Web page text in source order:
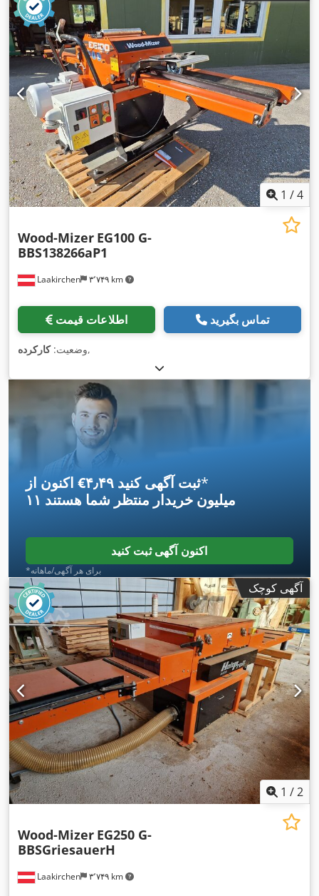
1 /4
Laakirchen ۳٬۷۴۹ km
Wood-Mizer EG100 G-
BBS138266aP1
اطلاعات قیمت تماس بگیرید
وضعیت:کارکرده ,
اکنون از ‎€۴٫۴۹ ثبت آگهی کنید*
۱۱ میلیون خریدار منتظر شما هستند
اکنون آگهی ثبت کنید
*برای هر آگهی/ماهانه
آگهی کوچک
1 /2
Laakirchen ۳٬۷۴۹ km
Wood-Mizer EG250 G-
BBSGriesauerH